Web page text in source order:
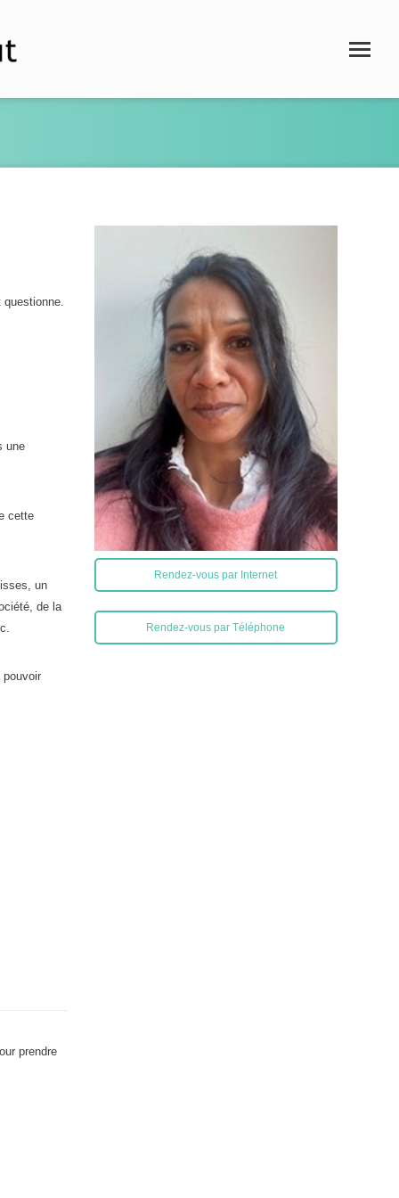
une
cette
un
de la
prendre
Rendez-vous par Internet
Rendez-vous par Téléphone